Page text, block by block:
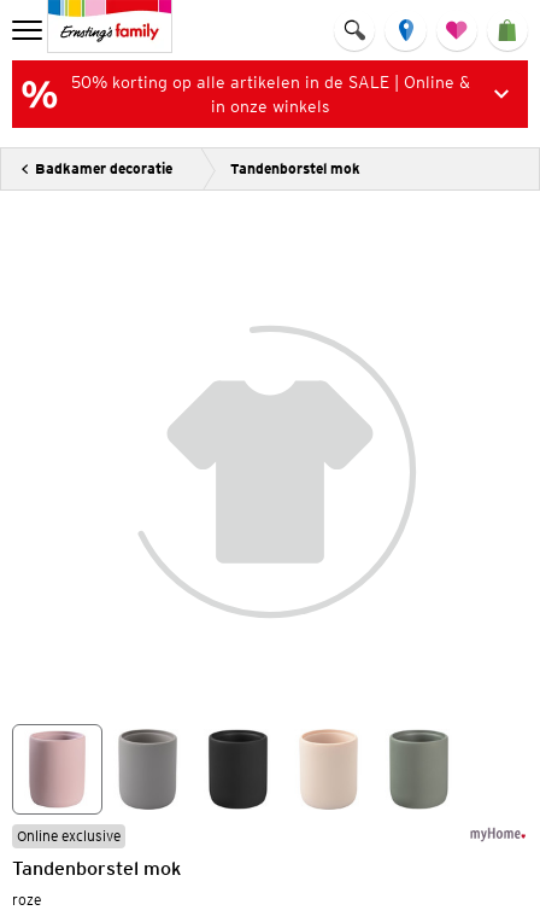
50% korting op alle artikelen in de SALE | Online &
in onze winkels
Badkamer decoratie Tandenborstel mok
Online exclusive
Tandenborstel mok
roze